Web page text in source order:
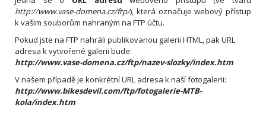
http://www.vase-domena.cz/ftp/), která označuje webový přístup
k vašim souborům nahraným na FTP účtu.
Pokud jste na FTP nahráli publikovanou galerii HTML, pak URL
adresa k vytvořené galerii bude:
http://www.vase-domena.cz/ftp/nazev-slozky/index.htm
V našem případě je konkrétní URL adresa k naší fotogalerii:
http://www.bikesdevil.com/ftp/fotogalerie-MTB-
kola/index.htm